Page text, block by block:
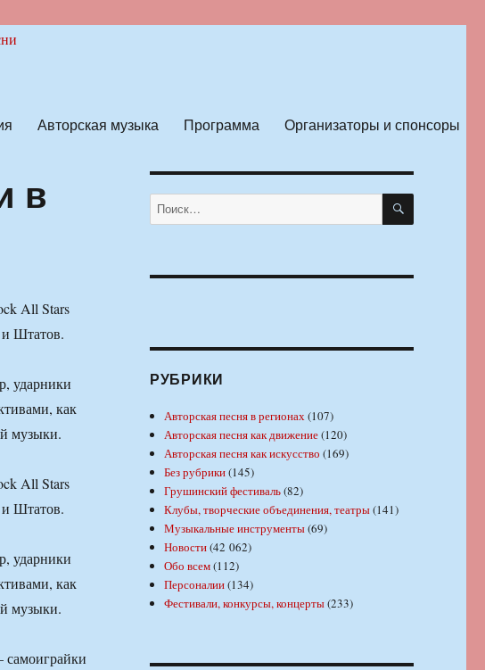
Авторская музыка Программа Организаторы и спонсоры
в
All Stars
и Штатов.
ударники
как
музыки.
All Stars
и Штатов.
ударники
как
музыки.
самоиграйки
Искать: ПОИСК
РУБРИКИ
Авторская песня в регионах(107)
Авторская песня как движение(120)
Авторская песня как искусство (169)
Без рубрики(145)
Грушинский фестиваль(82)
Клубы, творческие объединения, театры(141)
Музыкальные инструменты(69)
Новости(42 062)
Обо всем(112)
Персоналии(134)
Фестивали, конкурсы, концерты(233)